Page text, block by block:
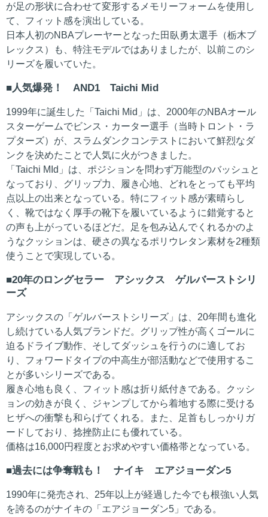
が足の形状に合わせて変形するメモリーフォームを使用し
て、フィット感を演出している。
日本人初のNBAプレーヤーとなった田臥勇太選手（栃木ブ
レックス）も、特注モデルではありましたが、以前このシ
リーズを履いていた。
人気爆発！ AND1 Taichi Mid
1999年に誕生した「Taichi Mid」は、2000年のNBAオール
スターゲームでビンス・カーター選手（当時トロント・ラ
プターズ）が、スラムダンクコンテストにおいて鮮烈なダ
ンクを決めたことで人気に火がつきました。
「Taichi MId」は、ポジションを問わず万能型のバッシュと
なっており、グリップ力、履き心地、どれをとっても平均
点以上の出来となっている。特にフィット感が素晴らし
く、靴ではなく厚手の靴下を履いているように錯覚すると
の声も上がっているほどだ。足を包み込んでくれるかのよ
うなクッションは、硬さの異なるポリウレタン素材を2種類
使うことで実現している。
20年のロングセラー アシックス ゲルバーストシリ
ーズ
アシックスの「ゲルバーストシリーズ」は、20年間も進化
し続けている人気ブランドだ。グリップ性が高くゴールに
迫るドライブ動作、そしてダッシュを行うのに適してお
り、フォワードタイプの中高生が部活動などで使用するこ
とが多いシリーズである。
履き心地も良く、フィット感は折り紙付きである。クッシ
ョンの効きが良く、ジャンプしてから着地する際に受ける
ヒザへの衝撃も和らげてくれる。また、足首もしっかりガ
ードしており、捻挫防止にも優れている。
価格は16,000円程度とお求めやすい価格帯となっている。
過去には争奪戦も！ ナイキ エアジョーダン5
1990年に発売され、25年以上が経過した今でも根強い人気
を誇るのがナイキの「エアジョーダン5」である。